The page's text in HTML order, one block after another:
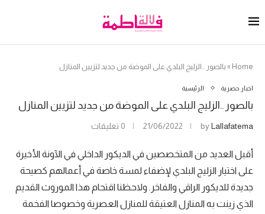
Home
» بالصور ..الزليج البلدي على الموضة من جديد لتزيين المنازل
اخبار حصرية الرئيسية
بالصور ..الزليج البلدي على الموضة من جديد لتزيين المنازل
byLallafatema
21/06/2022 0 تعليقات
أقبل العديد من المتخصصين في الديكور الداخلي في الآونة الأخيرة
على اختيار الزليج البلدي لإضفاء لمسة خاصة في أعمالهم كصيحة
جديدة للديكور الراقي والفاخر. ولاحظنا اقتحام هذا الموروث القديم
الذي زينت به المنازل العتيقة للمنازل العصرية وخصوصا الفخمة